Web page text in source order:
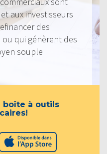
aux investisseurs
des
qui génèrent des
souple
boîte à outils